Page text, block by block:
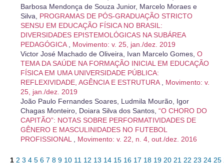
Barbosa Mendonça de Souza Junior, Marcelo Moraes e
Silva, PROGRAMAS DE PÓS-GRADUAÇÃO STRICTO
SENSU EM EDUCAÇÃO FÍSICA NO BRASIL:
DIVERSIDADES EPISTEMOLÓGICAS NA SUBÁREA
PEDAGÓGICA
Movimento: v. 25, jan./dez. 2019
Victor José Machado de Oliveira, Ivan Marcelo Gomes, O
TEMA DA SAÚDE NA FORMAÇÃO INICIAL EM EDUCAÇÃO
FÍSICA EM UMA UNIVERSIDADE PÚBLICA:
REFLEXIVIDADE, AGÊNCIA E ESTRUTURA
Movimento: v.
25, jan./dez. 2019
João Paulo Fernandes Soares, Ludmila Mourão, Igor
Chagas Monteiro, Doiara Silva dos Santos, “O CHORO DO
CAPITÃO”: NOTAS SOBRE PERFORMATIVIDADES DE
GÊNERO E MASCULINIDADES NO FUTEBOL
PROFISSIONAL
Movimento: v. 22, n. 4, out./dez. 2016
1 2 3 4 5 6 7 8 9 10 11 12 13 14 15 16 17 18 19 20 21 22 23 24 25